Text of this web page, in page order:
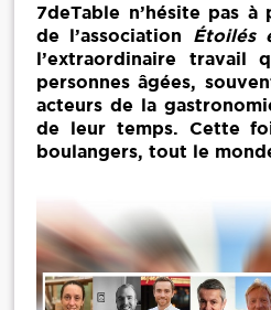
7deTable n’hésite pas à
de l’association Étoilés
l’extraordinaire travail
personnes âgées,
acteurs de la
de leur temps. Cette
boulangers, tout le